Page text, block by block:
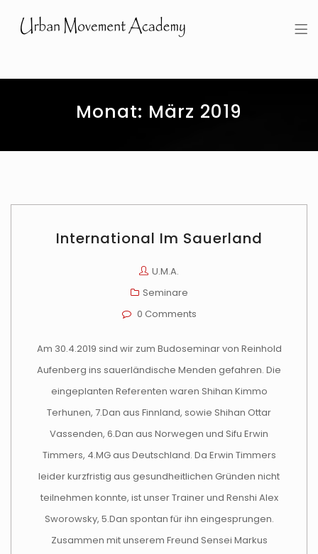
Monat: März 2019
International Im Sauerland
U.M.A.
Seminare
0 Comments
Am 30.4.2019 sind wir zum Budoseminar von Reinhold
Aufenberg ins sauerländische Menden gefahren. Die
eingeplanten Referenten waren Shihan Kimmo
Terhunen, 7.Dan aus Finnland, sowie Shihan Ottar
Vassenden, 6.Dan aus Norwegen und Sifu Erwin
Timmers, 4.MG aus Deutschland. Da Erwin Timmers
leider kurzfristig aus gesundheitlichen Gründen nicht
teilnehmen konnte, ist unser Trainer und Renshi Alex
Sworowsky, 5.Dan spontan für ihn eingesprungen.
Zusammen mit unserem Freund Sensei Markus